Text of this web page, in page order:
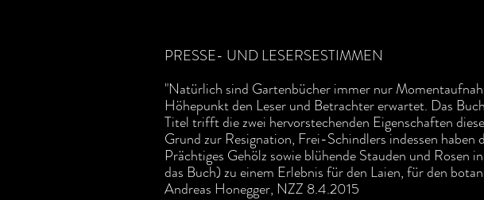
PRESSE- UND LESERSESTIMMEN
"Natürlich sind Gartenbücher immer nur
Höhepunkt den Leser und Betrachter erwartet. Das
Titel trifft die zwei hervorstechenden Eigenschaften
Grund zur Resignation, Frei-Schindlers indessen haben
Prächtiges Gehölz sowie blühende Stauden und Rosen
das Buch) zu einem Erlebnis für den Laien, für den
Andreas Honegger, NZZ 8.4.2015